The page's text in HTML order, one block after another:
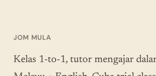
JOM MULA
Kelas 1-to-1, tutor mengajar